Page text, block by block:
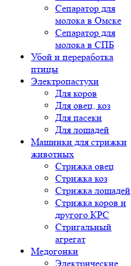
Сепаратор для
молока в Омске
Сепаратор для
молока в СПБ
Убой и переработка
птицы
Электропастухи
Для коров
Для овец, коз
Для пасеки
Для лошадей
Машинки для стрижки
животных
Стрижка овец
Стрижка коз
Стрижка лошадей
Стрижка коров и
другого КРС
Стригальный
агрегат
Медогонки
Электрические